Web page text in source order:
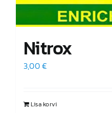
Nitrox
3,00€
Lisa korvi